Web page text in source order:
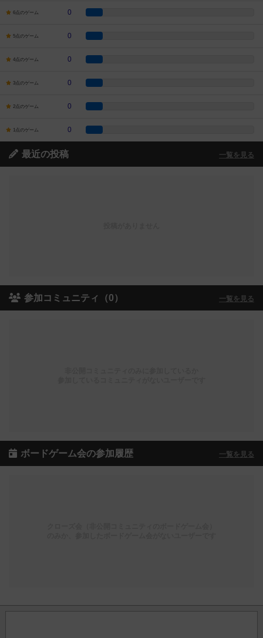
6点のゲーム 0
5点のゲーム 0
4点のゲーム 0
3点のゲーム 0
2点のゲーム 0
1点のゲーム 0
最近の投稿 一覧を見る
参加コミュニティ（0） 一覧を見る
ボードゲーム会の参加履歴 一覧を見る